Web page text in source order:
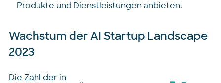
Produkte und Dienstleistungen anbieten.
Wachstum der AI Startup Landscape
2023
Die Zahl der in